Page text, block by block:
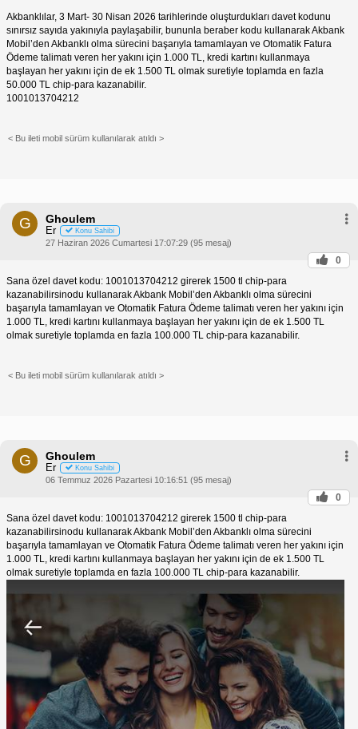
Akbanklılar, 3 Mart- 30 Nisan 2026 tarihlerinde oluşturdukları davet kodunu
sınırsız sayıda yakınıyla paylaşabilir, bununla beraber kodu kullanarak Akbank
Mobil’den Akbanklı olma sürecini başarıyla tamamlayan ve Otomatik Fatura
Ödeme talimatı veren her yakını için 1.000 TL, kredi kartını kullanmaya
başlayan her yakını için de ek 1.500 TL olmak suretiyle toplamda en fazla
50.000 TL chip-para kazanabilir.
1001013704212
< Bu ileti mobil sürüm kullanılarak atıldı >
G Ghoulem
Er Konu Sahibi
27 Haziran 2026 Cumartesi 17:07:29 (95 mesaj)
0
Sana özel davet kodu: 1001013704212 girerek 1500 tl chip-para
kazanabilirsinodu kullanarak Akbank Mobil’den Akbanklı olma sürecini
başarıyla tamamlayan ve Otomatik Fatura Ödeme talimatı veren her yakını için
1.000 TL, kredi kartını kullanmaya başlayan her yakını için de ek 1.500 TL
olmak suretiyle toplamda en fazla 100.000 TL chip-para kazanabilir.
< Bu ileti mobil sürüm kullanılarak atıldı >
G Ghoulem
Er Konu Sahibi
06 Temmuz 2026 Pazartesi 10:16:51 (95 mesaj)
0
Sana özel davet kodu: 1001013704212 girerek 1500 tl chip-para
kazanabilirsinodu kullanarak Akbank Mobil’den Akbanklı olma sürecini
başarıyla tamamlayan ve Otomatik Fatura Ödeme talimatı veren her yakını için
1.000 TL, kredi kartını kullanmaya başlayan her yakını için de ek 1.500 TL
olmak suretiyle toplamda en fazla 100.000 TL chip-para kazanabilir.